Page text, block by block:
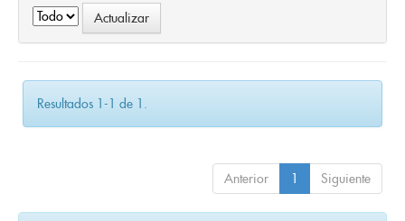
Resultados 1-1 de 1.
Anterior 1 Siguiente